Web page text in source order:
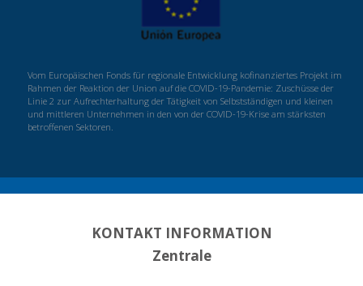
Vom Europäischen Fonds für regionale Entwicklung kofinanziertes Projekt im
Rahmen der Reaktion der Union auf die COVID-19-Pandemie: Zuschüsse der
Linie 2 zur Aufrechterhaltung der Tätigkeit von Selbstständigen und kleinen
und mittleren Unternehmen in den von der COVID-19-Krise am stärksten
betroffenen Sektoren.
KONTAKT INFORMATION
Zentrale